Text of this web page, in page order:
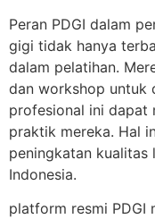
Peran PDGI dalam
gigi tidak hanya
dalam pelatihan.
dan workshop untuk
profesional ini dapat
praktik mereka. Hal
peningkatan kualitas
Indonesia.
platform resmi PDGI